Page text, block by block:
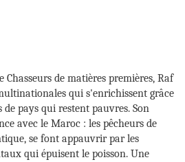
de matières premières, Raf
qui s'enrichissent grâce
pays qui restent pauvres. Son
avec le Maroc : les pêcheurs de
se font appauvrir par les
qui épuisent le poisson. Une